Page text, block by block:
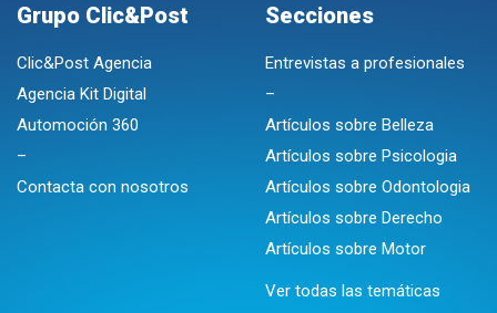
Grupo Clic&Post
Clic&Post Agencia
Agencia Kit Digital
Automoción 360
–
Contacta con nosotros
Secciones
Entrevistas a profesionales
–
Artículos sobre Belleza
Artículos sobre Psicologia
Artículos sobre Odontologia
Artículos sobre Derecho
Artículos sobre Motor
Ver todas las temáticas